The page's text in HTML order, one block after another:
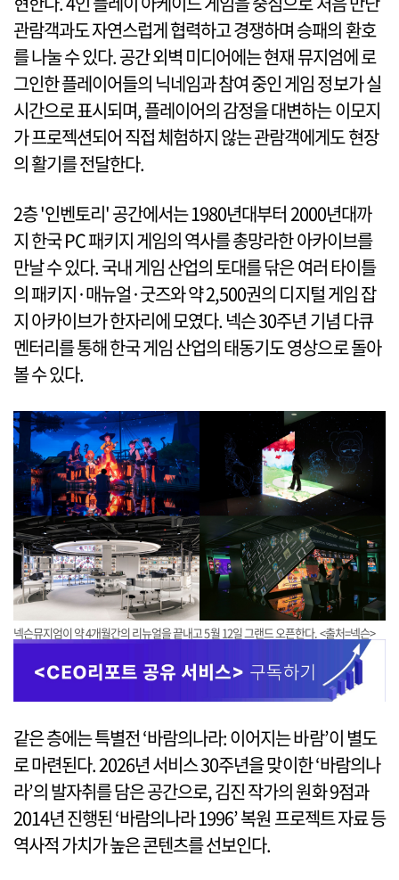
관람객과도 자연스럽게 협력하고 경쟁하며 승패의 환호
를 나눌 수 있다. 공간 외벽 미디어에는 현재 뮤지엄에 로
그인한 플레이어들의 닉네임과 참여 중인 게임 정보가 실
시간으로 표시되며, 플레이어의 감정을 대변하는 이모지
가 프로젝션되어 직접 체험하지 않는 관람객에게도 현장
의 활기를 전달한다.
2층 '인벤토리' 공간에서는 1980년대부터 2000년대까
지 한국 PC 패키지 게임의 역사를 총망라한 아카이브를
만날 수 있다. 국내 게임 산업의 토대를 닦은 여러 타이틀
의 패키지·매뉴얼·굿즈와 약 2,500권의 디지털 게임 잡
지 아카이브가 한자리에 모였다. 넥슨 30주년 기념 다큐
멘터리를 통해 한국 게임 산업의 태동기도 영상으로 돌아
볼 수 있다.
넥슨뮤지엄이 약 4개월간의 리뉴얼을 끝내고 5월 12일 그랜드 오픈한다. <출처=넥슨>
같은 층에는 특별전 ‘바람의나라: 이어지는 바람’이 별도
로 마련된다. 2026년 서비스 30주년을 맞이한 ‘바람의나
라’의 발자취를 담은 공간으로, 김진 작가의 원화 9점과
2014년 진행된 ‘바람의나라 1996’ 복원 프로젝트 자료 등
역사적 가치가 높은 콘텐츠를 선보인다.